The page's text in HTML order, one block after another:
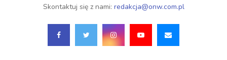
Skontaktuj się z nami: redakcja@onw.com.pl